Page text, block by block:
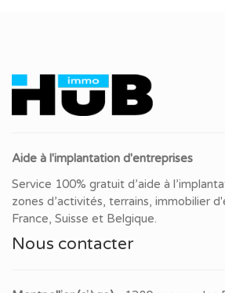
Aide à l'implantation d'entreprises
Service 100% gratuit d’aide à
zones d’activités, terrains, immobilier
France, Suisse et Belgique.
Nous contacter